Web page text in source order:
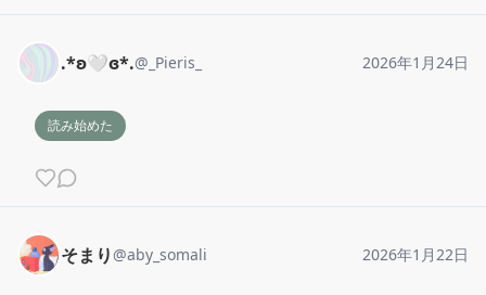
.*ʚ🤍ɞ*.@ _Pieris_ 2026年1月24日
読み始めた
そまり @aby_somali 2026年1月22日